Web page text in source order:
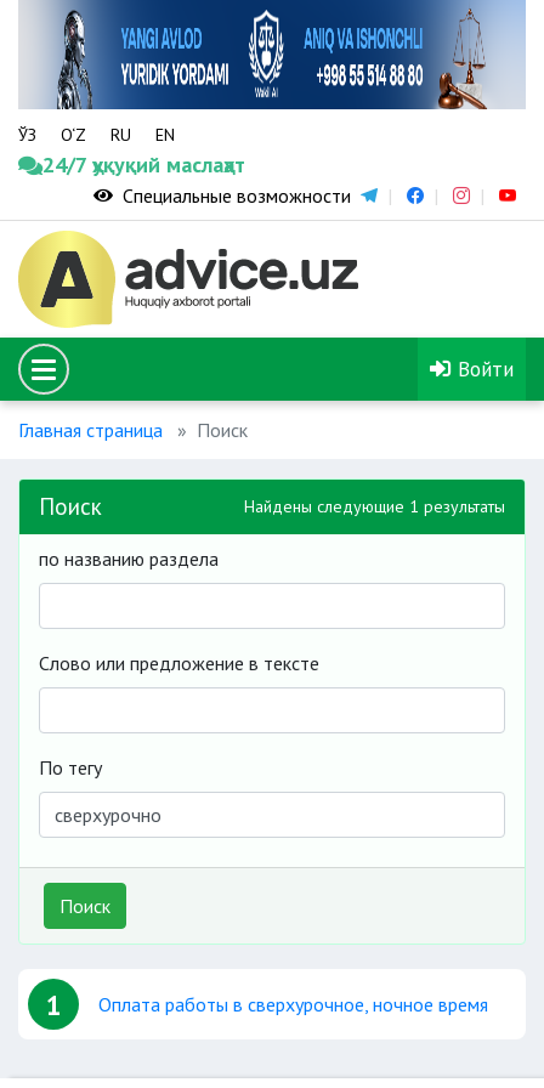
ЎЗ O‘Z RU EN
24/7 ҳуқуқий маслаҳат
Специальные возможности
Войти
Главная страница Поиск
Поиск Найдены следующие 1 результаты
по названию раздела
Слово или предложение в тексте
По тегу
Поиск
1 Оплата работы в сверхурочное, ночное время